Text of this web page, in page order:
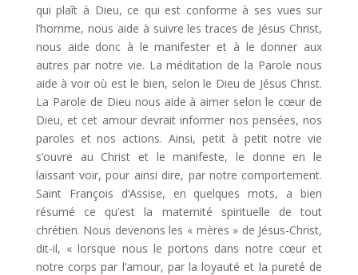
qui plaît à Dieu, ce qui est conforme à ses vues sur
l’homme, nous aide à suivre les traces de Jésus Christ,
nous aide donc à le manifester et à le donner aux
autres par notre vie. La méditation de la Parole nous
aide à voir où est le bien, selon le Dieu de Jésus Christ.
La Parole de Dieu nous aide à aimer selon le cœur de
Dieu, et cet amour devrait informer nos pensées, nos
paroles et nos actions. Ainsi, petit à petit notre vie
s’ouvre au Christ et le manifeste, le donne en le
laissant voir, pour ainsi dire, par notre comportement.
Saint François d’Assise, en quelques mots, a bien
résumé ce qu’est la maternité spirituelle de tout
chrétien. Nous devenons les « mères » de Jésus-Christ,
dit-il, « lorsque nous le portons dans notre cœur et
notre corps par l’amour, par la loyauté et la pureté de